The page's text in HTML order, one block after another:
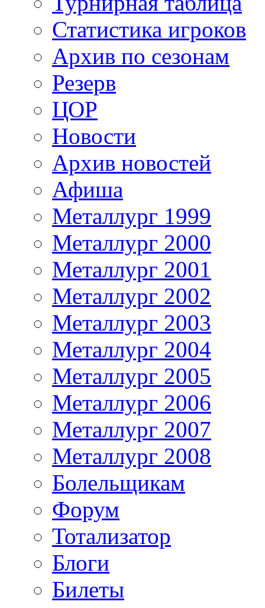
Статистика игроков
Архив по сезонам
Резерв
ЦОР
Новости
Архив новостей
Афиша
Металлург 1999
Металлург 2000
Металлург 2001
Металлург 2002
Металлург 2003
Металлург 2004
Металлург 2005
Металлург 2006
Металлург 2007
Металлург 2008
Болельщикам
Форум
Тотализатор
Блоги
Билеты